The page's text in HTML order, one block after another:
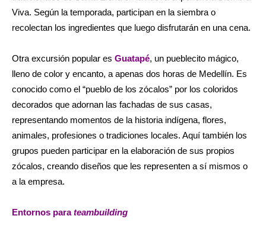
Viva. Según la temporada, participan en la siembra o
recolectan los ingredientes que luego disfrutarán en una cena.
Otra excursión popular es Guatapé, un pueblecito mágico,
lleno de color y encanto, a apenas dos horas de Medellín. Es
conocido como el “pueblo de los zócalos” por los coloridos
decorados que adornan las fachadas de sus casas,
representando momentos de la historia indígena, flores,
animales, profesiones o tradiciones locales. Aquí también los
grupos pueden participar en la elaboración de sus propios
zócalos, creando diseños que les representen a sí mismos o
a la empresa.
Entornos parateambuilding